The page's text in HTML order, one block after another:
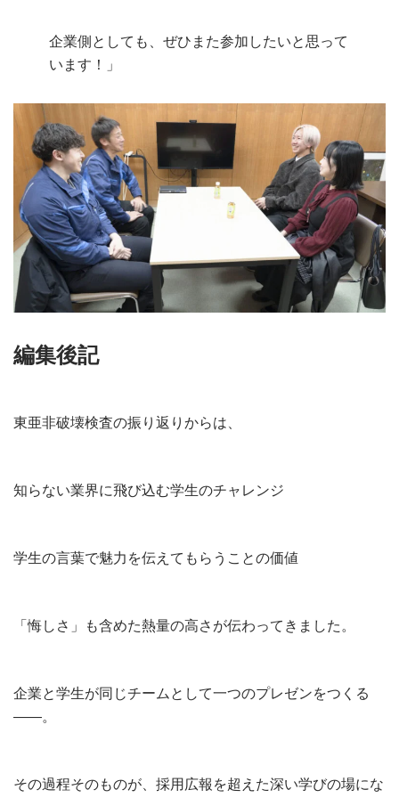
企業側としても、ぜひまた参加したいと思って
います！」
編集後記
東亜非破壊検査の振り返りからは、
知らない業界に飛び込む学生のチャレンジ
学生の言葉で魅力を伝えてもらうことの価値
「悔しさ」も含めた熱量の高さが伝わってきました。
企業と学生が同じチームとして一つのプレゼンをつくる
——。
その過程そのものが、採用広報を超えた深い学びの場にな